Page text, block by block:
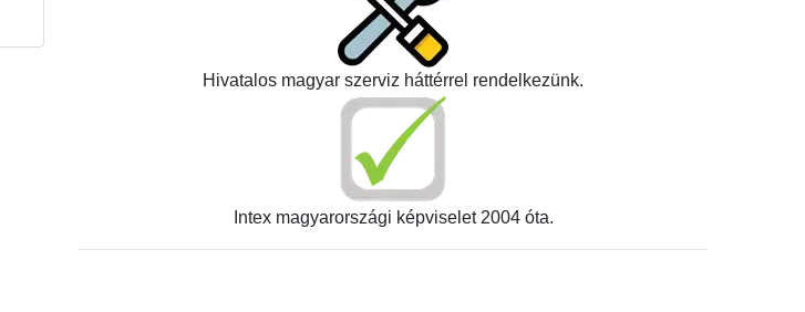
Hivatalos magyar szerviz háttérrel rendelkezünk.
Intex magyarországi képviselet 2004 óta.